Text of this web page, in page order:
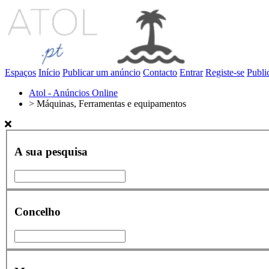
Espaços Início Publicar um anúncio Contacto Entrar Registe-se
Atol - Anúncios Online
> Máquinas, Ferramentas e equipamentos
A sua pesquisa
Concelho